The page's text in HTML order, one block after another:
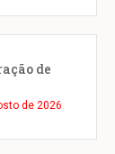
de
de 2026